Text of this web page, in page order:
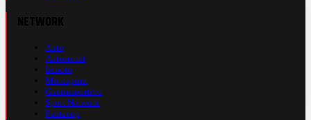
Auto
Autosprint
Inmoto
Motosprint
Guerinsportivo
Sport Network
Fantacup